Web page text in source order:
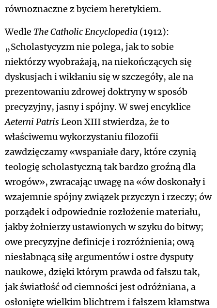
równoznaczne z byciem heretykiem.
Wedle The Catholic Encyclopedia (1912):
„Scholastycyzm nie polega, jak to sobie
niektórzy wyobrażają, na niekończących się
dyskusjach i wikłaniu się w szczegóły, ale na
prezentowaniu zdrowej doktryny w sposób
precyzyjny, jasny i spójny. W swej encyklice
Aeterni Patris Leon XIII stwierdza, że to
właściwemu wykorzystaniu filozofii
zawdzięczamy «wspaniałe dary, które czynią
teologię scholastyczną tak bardzo groźną dla
wrogów», zwracając uwagę na «ów doskonały i
wzajemnie spójny związek przyczyn i rzeczy; ów
porządek i odpowiednie rozłożenie materiału,
jakby żołnierzy ustawionych w szyku do bitwy;
owe precyzyjne definicje i rozróżnienia; ową
niesłabnącą siłę argumentów i ostre dysputy
naukowe, dzięki którym prawda od fałszu tak,
jak światłość od ciemności jest odróżniana, a
osłonięte wielkim blichtrem i fałszem kłamstwa